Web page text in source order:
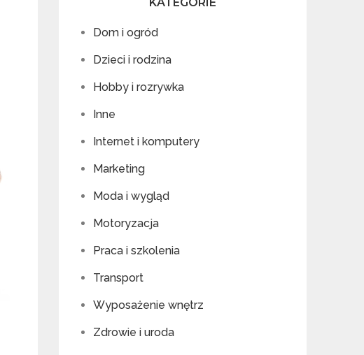
Dom i ogród
Dzieci i rodzina
Hobby i rozrywka
Inne
Internet i komputery
Marketing
Moda i wygląd
Motoryzacja
Praca i szkolenia
Transport
Wyposażenie wnętrz
Zdrowie i uroda